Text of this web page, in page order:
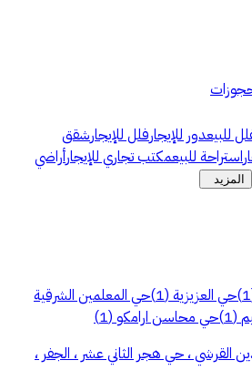
للبيعدور للإيجارفلل للإيجارشقق
استراحة للبيعمكتب تجاري للإيجارأراضي
المزيد
1
)حي العزيزية(
1
)حي المعلمين الشرقية
(
1
)حي محاسن ارامكو(
1
)
القرشي ، حي هجر الثاني عشر ، الجفر ،